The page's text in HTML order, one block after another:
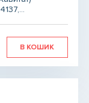
В КОШИК